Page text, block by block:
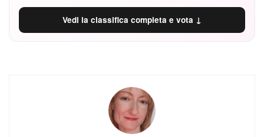
Vedi la classifica completa e vota ↓